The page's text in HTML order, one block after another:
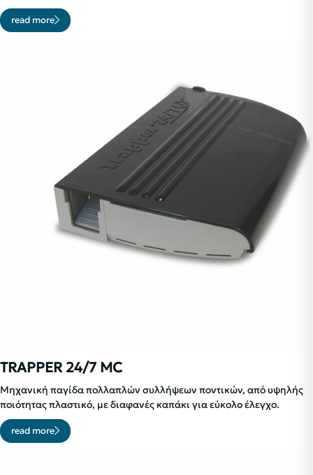
read more
TRAPPER 24/7 MC
Μηχανική παγίδα πολλαπλών συλλήψεων ποντικών, από υψηλής
ποιότητας πλαστικό, με διαφανές καπάκι για εύκολο έλεγχο.
read more